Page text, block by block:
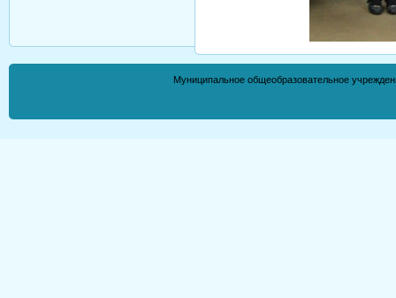
Муниципальное общеобразовательное